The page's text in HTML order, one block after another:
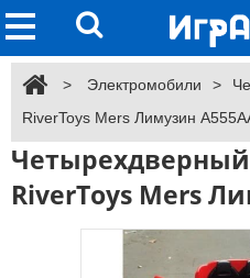
> Электромобили >
RiverToys Mers Лимузин
RiverToys Mers